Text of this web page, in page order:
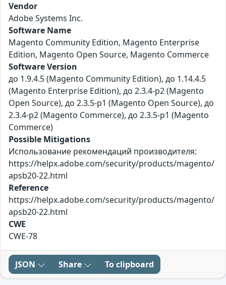
Vendor
Adobe Systems Inc.
Software Name
Magento Community Edition, Magento Enterprise
Edition, Magento Open Source, Magento Commerce
Software Version
до 1.9.4.5 (Magento Community Edition), до 1.14.4.5
(Magento Enterprise Edition), до 2.3.4-p2 (Magento
Open Source), до 2.3.5-p1 (Magento Open Source), до
2.3.4-p2 (Magento Commerce), до 2.3.5-p1 (Magento
Commerce)
Possible Mitigations
Использование рекомендаций производителя:
https://helpx.adobe.com/security/products/magento/
apsb20-22.html
Reference
https://helpx.adobe.com/security/products/magento/
apsb20-22.html
CWE
CWE-78
JSON Share To clipboard